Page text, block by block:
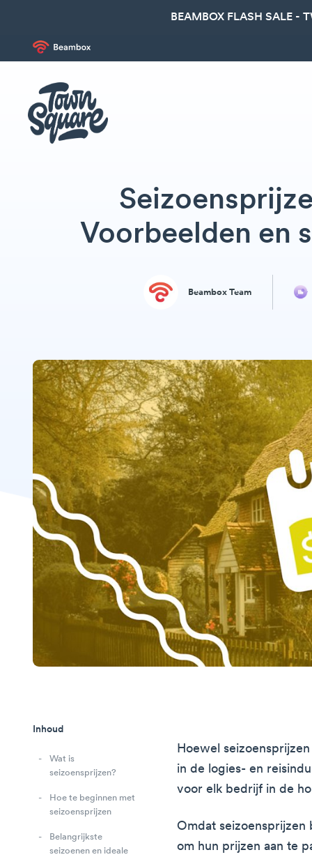
BEAMBOX FLASH SALE -
Voorbeelden en
Beambox Team
Inhoud
Wat is
seizoensprijzen?
Hoe te beginnen met
seizoensprijzen
Belangrijkste
seizoenen en ideale
Hoewel
in de logies- en
voor elk bedrijf in de
Omdat seizoensprijzen
om hun prijzen aan te